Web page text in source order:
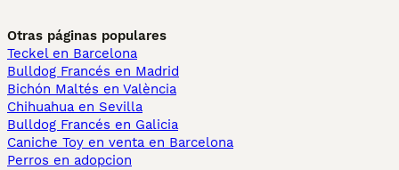
Otras páginas populares
Teckel en Barcelona
Bulldog Francés en Madrid
Bichón Maltés en València
Chihuahua en Sevilla
Bulldog Francés en Galicia
Caniche Toy en venta en Barcelona
Perros en adopcion